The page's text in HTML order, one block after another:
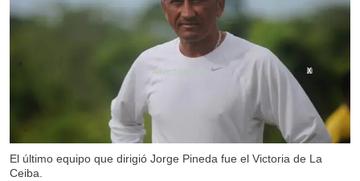
El último equipo que dirigió Jorge Pineda fue el Victoria de La
Ceiba.
X